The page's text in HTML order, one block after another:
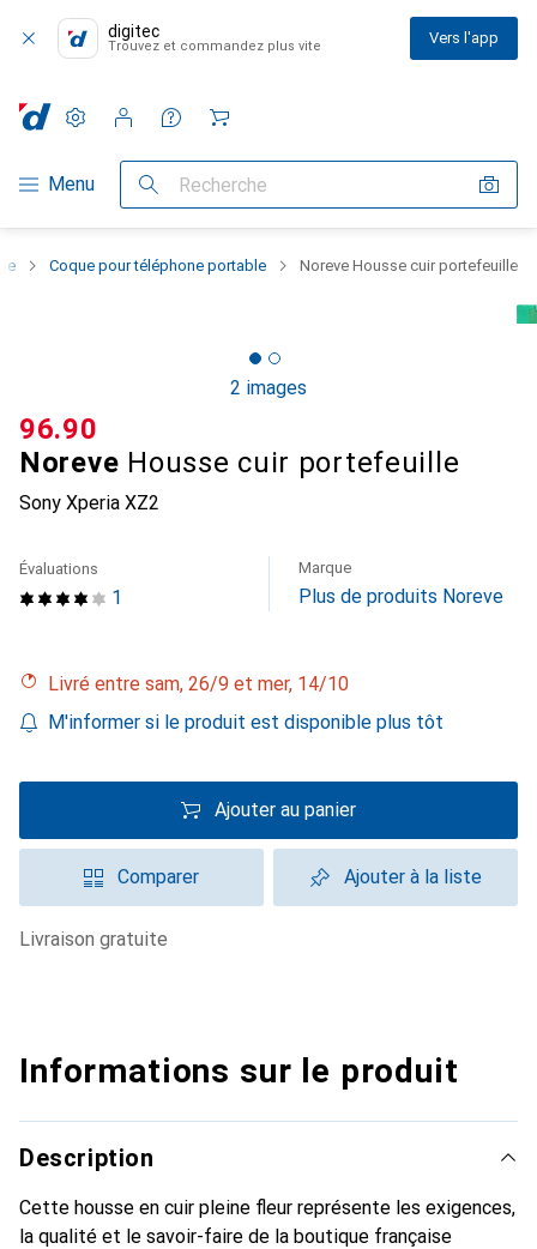
digitec
Trouvez et commandez plus vite Vers l'app
Navigation par catégorie
Menu Recherche
Paramètres
Compte client
Listes de comparaison
Listes d'envies
Panier
Coque pour téléphone portable Noreve Housse cuir portefeuille
2 images
Noreve Housse cuir portefeuille
Sony Xperia XZ2
CHF
96.90
1
Évaluations Marque
Plus de produits Noreve
Livré entre sam, 26/9 et mer, 14/10
M'informer si le produit est disponible plus tôt
Ajouter au panier
Comparer Ajouter à la liste
livraison gratuite
Informations sur le produit
Description
Cette housse en cuir pleine fleur représente les exigences,
la qualité et le savoir-faire de la boutique française